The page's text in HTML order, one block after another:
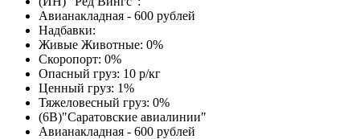
Авианакладная - 600 рублей
Надбавки:
Живые Животные: 0%
Скоропорт: 0%
Опасный груз: 10 р/кг
Ценный груз: 1%
Тяжеловесный груз: 0%
(6В)"Саратовские авиалинии"
Авианакладная - 600 рублей